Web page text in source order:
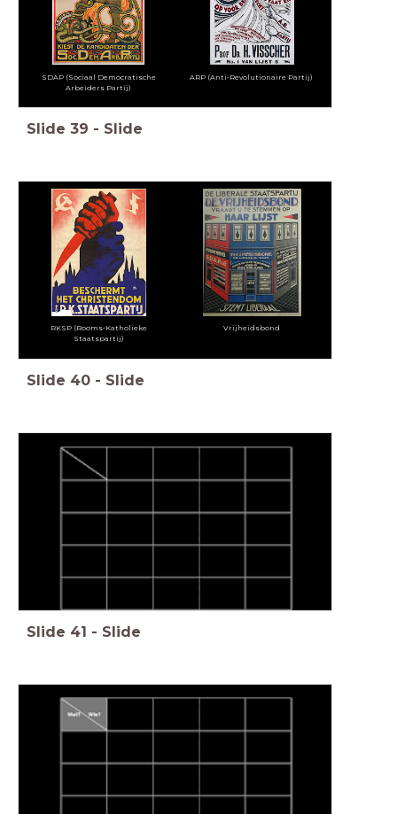
SDAP (Sociaal Democratische
Arbeiders Partij)
ARP (Anti-Revolutionaire Partij)
Slide 39 - Slide
RKSP (Rooms-Katholieke
Staatspartij)
Vrijheidsbond
Slide 40 - Slide
Slide 41 - Slide